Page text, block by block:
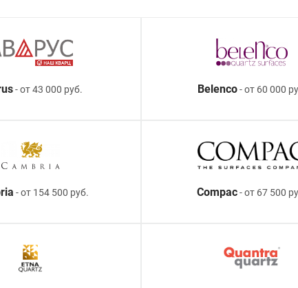
- от 43 000 руб. Belenco- от 60 000
- от 154 500 руб. Compac- от 67 500